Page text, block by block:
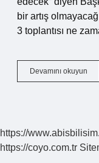
bir artış
3 toplantısı ne
Devamını okuyun
Ara
https://
https://coyo.com.tr